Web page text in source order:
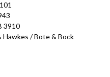
3910
Hawkes / Bote & Bock